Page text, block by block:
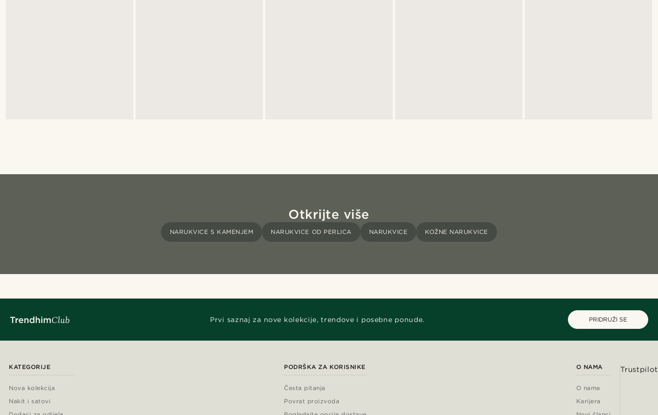
Otkrijte više
NARUKVICE S KAMENJEM NARUKVICE OD PERLICA NARUKVICE KOŽNE NARUKVICE
Prvi saznaj za nove kolekcije, trendove i posebne ponude. PRIDRUŽI SE
KATEGORIJE
Nova kolekcija
Nakit i satovi
PODRŠKA ZA KORISNIKE
Česta pitanja
Povrat proizvoda
O NAMA
O nama
Karijera
Trustpilot